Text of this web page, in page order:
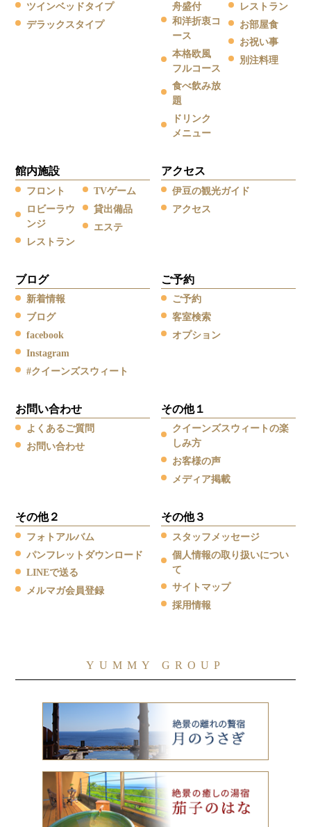
ツインベッドタイプ
デラックスタイプ
舟盛付
和洋折衷コ
ース
本格欧風
フルコース
食べ飲み放
題
ドリンク
メニュー
レストラン
お部屋食
お祝い事
別注料理
館内施設
フロント
ロビーラウ
ンジ
レストラン
TVゲーム
貸出備品
エステ
アクセス
伊豆の観光ガイド
アクセス
ブログ
新着情報
ブログ
facebook
Instagram
#クイーンズスウィート
ご予約
ご予約
客室検索
オプション
お問い合わせ
よくあるご質問
お問い合わせ
その他１
クイーンズスウィートの楽
しみ方
お客様の声
メディア掲載
その他２
フォトアルバム
パンフレットダウンロード
LINEで送る
メルマガ会員登録
その他３
スタッフメッセージ
個人情報の取り扱いについ
て
サイトマップ
採用情報
YUMMY GROUP